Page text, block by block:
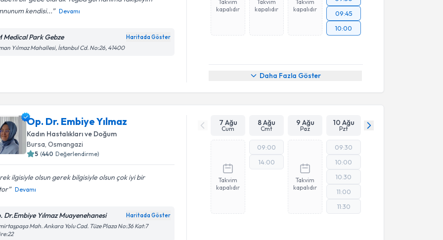
kendisi...
Devamı
Medical Park Gebze Haritada Göster
Yılmaz Mahallesi, İstanbul Cd. No:26, 41400
Takvim
kapalıdır
Takvim
kapalıdır
Takvim
kapalıdır
09:45
10:00
Daha Fazla Göster
Op. Dr. Embiye Yılmaz
Kadın Hastalıkları ve Doğum
Bursa, Osmangazi
5 (440 Değerlendirme)
ilgisiyle olsun gerek bilgisiyle olsun çok iyi bir
Devamı
Dr.Embiye Yılmaz Muayenehanesi Haritada Göster
Mah. Ankara Yolu Cad. Tüze Plaza No:36 Kat:7
7 Ağu
Cum
8 Ağu
Cmt
9 Ağu
Paz
10 Ağu
Pzt
Takvim
kapalıdır
09:00
14:00
Takvim
kapalıdır
09:30
10:00
10:30
11:00
11:30